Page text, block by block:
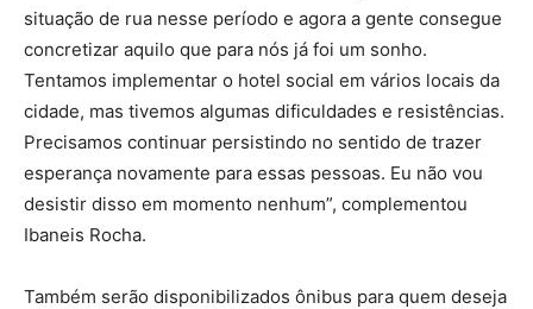
situação de rua nesse período e agora a gente consegue
concretizar aquilo que para nós já foi um sonho.
Tentamos implementar o hotel social em vários locais da
cidade, mas tivemos algumas dificuldades e resistências.
Precisamos continuar persistindo no sentido de trazer
esperança novamente para essas pessoas. Eu não vou
desistir disso em momento nenhum”, complementou
Ibaneis Rocha.
Também serão disponibilizados ônibus para quem deseja